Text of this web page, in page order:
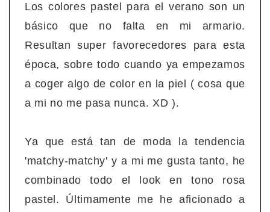
Los colores pastel para el verano son un
básico que no falta en mi armario.
Resultan super favorecedores para esta
época, sobre todo cuando ya empezamos
a coger algo de color en la piel ( cosa que
a mi no me pasa nunca. XD ).
Ya que está tan de moda la tendencia
'matchy-matchy' y a mi me gusta tanto, he
combinado todo el look en tono rosa
pastel. Últimamente me he aficionado a